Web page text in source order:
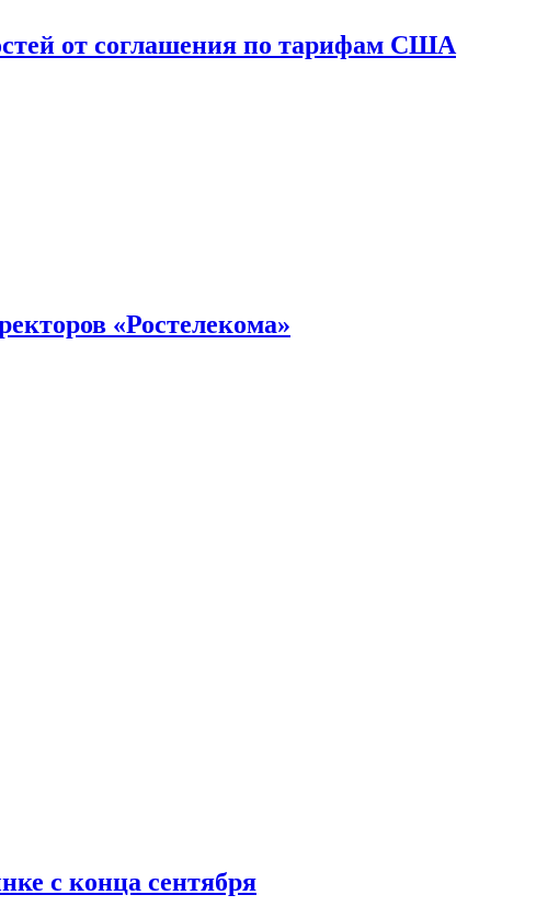
от соглашения по тарифам США
«Ростелекома»
с конца сентября